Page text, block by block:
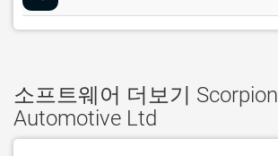
소프트웨어 더보기 Scorpion
Automotive Ltd